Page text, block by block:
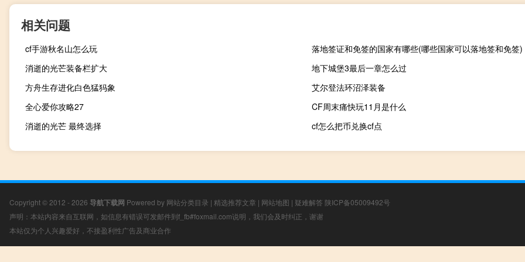
相关问题
cf手游秋名山怎么玩
落地签证和免签的国家有哪些(哪些国家可以落地签和免签)
消逝的光芒装备栏扩大
地下城堡3最后一章怎么过
方舟生存进化白色猛犸象
艾尔登法环沼泽装备
全心爱你攻略27
CF周末痛快玩11月是什么
消逝的光芒 最终选择
cf怎么把币兑换cf点
Copyright © 2012 - 2026 导航下载网 Powered by 网站分类目录 | 精选推荐文章 | 网站地图 | 疑难解答 陕ICP备05009492号
声明：本站内容来自互联网，如信息有错误可发邮件到f_fb#foxmail.com说明，我们会及时纠正，谢谢
本站仅为个人兴趣爱好，不接盈利性广告及商业合作